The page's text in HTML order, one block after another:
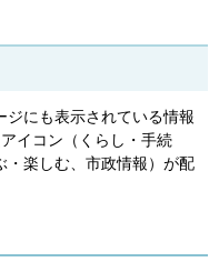
ジにも表示されている情報
イコン（くらし・手続
・楽しむ、市政情報）が配